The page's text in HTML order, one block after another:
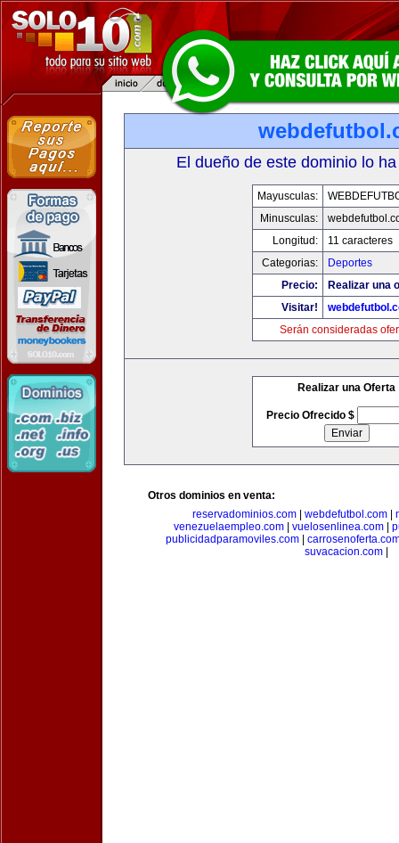
El dueño de este dominio lo
Mayusculas:
Minusculas:
Longitud:
11 caracteres
Categorias:
Deportes
Precio:
Realizar una
Visitar!
Serán consideradas
Realizar una Oferta
Precio Ofrecido $
Otros dominios en venta:
reservadominios.com
webdefutbol.com
venezuelaempleo.com
vuelosenlinea.com
publicidadparamoviles.com
suvacacion.com